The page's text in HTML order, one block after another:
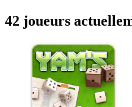
42 joueurs